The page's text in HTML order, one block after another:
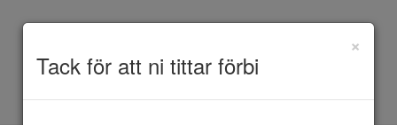
Tack för att ni tittar förbi
×